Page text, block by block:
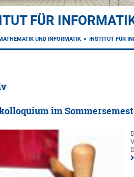
FÜR
UND INFORMATIK INSTITUT FÜR
im